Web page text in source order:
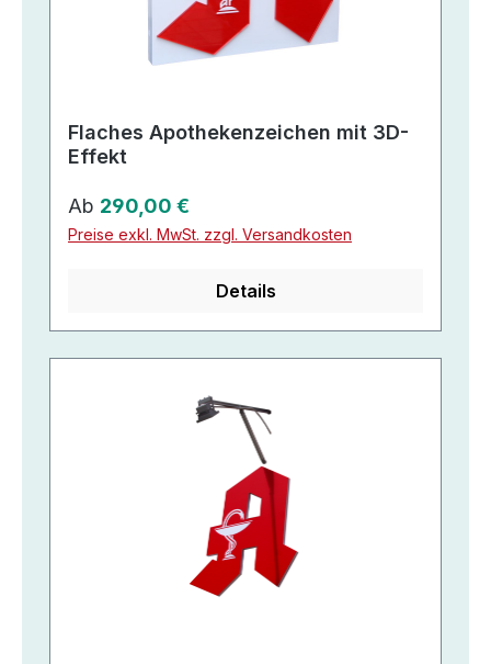
Flaches Apothekenzeichen mit 3D-
Effekt
Regulärer Preis:
Ab 290,00 €
Preise exkl. MwSt. zzgl. Versandkosten
Details